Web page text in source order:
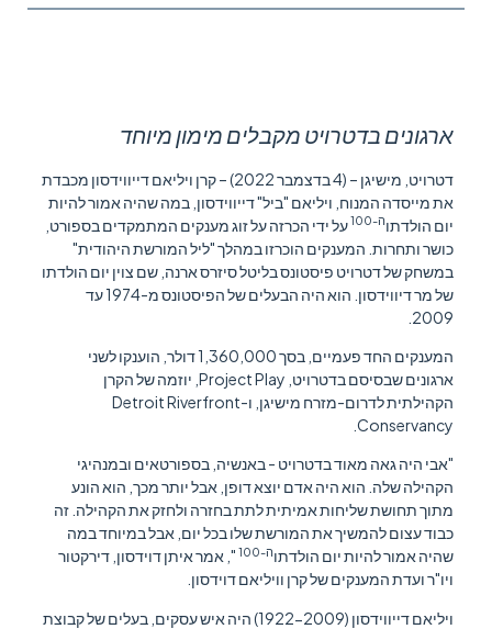
ארגונים בדטרויט מקבלים מימון מיוחד
דטרויט, מישיגן – (4 בדצמבר 2022) – קרן ויליאם דייווידסון מכבדת
את מייסדה המנוח, ויליאם "ביל" דייווידסון, במה שהיה אמור להיות
יום הולדתוה-100
על ידי הכרזה על זוג מענקים המתמקדים בספורט,
כושר ותחרות. המענקים הוכרזו במהלך "ליל המורשת היהודית"
במשחק של דטרויט פיסטונס בליטל סיזרס ארנה, שם צוין יום הולדתו
של מר דיווידסון. הוא היה הבעלים של הפיסטונס מ-1974 עד
2009.
המענקים החד פעמיים, בסך 1,360,000 דולר, הוענקו לשני
ארגונים שבסיסם בדטרויט, Project Play, יוזמה של הקרן
הקהילתית לדרום-מזרח מישיגן, ו-Detroit Riverfront
Conservancy.
"אבי היה גאה מאוד בדטרויט - באנשיה, בספורטאים ובמנהיגי
הקהילה שלה. הוא היה אדם יוצא דופן, אבל יותר מכך, הוא הונע
מתוך תחושת שליחות אמיתית לתת בחזרה ולחזק את הקהילה. זה
כבוד עצום להמשיך את המורשת שלו בכל יום, אבל במיוחד במה
שהיה אמור להיות יום הולדתוה-100
", אמר איתן דוידסון, דירקטור
ויו"ר ועדת המענקים של קרן וויליאם דוידסון.
ויליאם דייווידסון (1922-2009) היה איש עסקים, בעלים של קבוצת